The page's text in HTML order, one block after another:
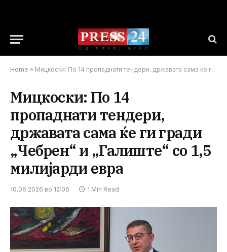
Home » Мицкоски: По 14 пропаднати тендери, државата сама ќе ги гради „Чебрен“ и „Галиште“ со 1,5 милијарди евра
Мицкоски: По 14
пропаднати тендери,
државата сама ќе ги гради
„Чебрен“ и „Галиште“ со 1,5
милијарди евра
10.06.2026 во 12:06 1 Min Read